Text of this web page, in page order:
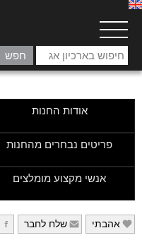
אודות החנות
פריטים נבחרים מהחנות
אנשי מקצוע מומלצים
e אהבתי f שלח לחבר g